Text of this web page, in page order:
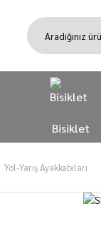
Bisiklet
Yol-Yarış Ayakkabıları